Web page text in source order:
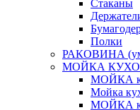
Стаканы
Полки
РАКОВИНА
МОЙКА
МОЙКА
Мойка
МОЙКА